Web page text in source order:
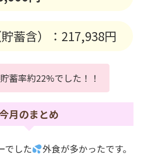
蓄含）：217,938円
蓄率約22%でした！！
月のまとめ
でした
外食が多かったです。